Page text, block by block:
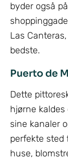
byder også
Las
bedste.
Puerto de
Dette
hjørne kaldes
sine kanaler
perfekte sted
huse,